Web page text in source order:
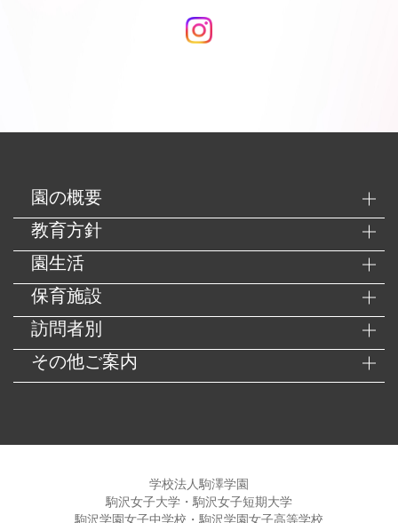
園の概要
教育方針
園生活
保育施設
訪問者別
その他ご案内
学校法人駒澤学園
駒沢女子大学・駒沢女子短期大学
駒沢学園女子中学校・駒沢学園女子高等学校